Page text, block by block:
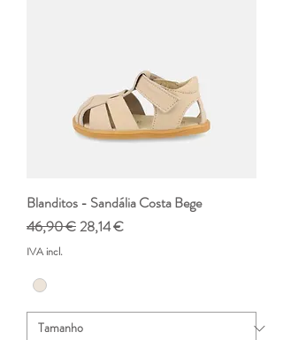
Blanditos - Sandália Costa Bege
Preço normal
46,90 €Preço promocional
28,14 €
IVA incl.